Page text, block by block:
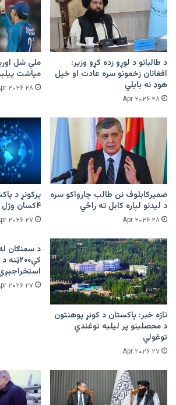
د طالبانو د لوړو زده کړو وزیر:
افغانان زخمونو سره عادت او خپل
هوډ نه بایلي
۲۸ Apr ۲۰۲۶
ملي شل
میاشت
۲۸ Apr ۲۰۲۶
ضمیرکابلوف نن طالب چارواکو سره
د لیدنو لپاره کابل ته راځي
۲۸ Apr ۲۰۲۶
پرکونړ د
۴کسان وژل شوي او ۴۷ټپیان دي
۲۷ Apr ۲۰۲۶
تازه خبر: پاکستان د کونړ پوهنتون
د محصلینو پر لیلیه توغندي
توغولي
۲۷ Apr ۲۰۲۶
د سمنګان
۲۷ Apr ۲۰۲۶